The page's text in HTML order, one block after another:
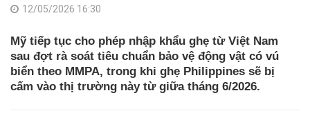
12/05/2026 16:30
Mỹ tiếp tục cho phép nhập khẩu ghẹ từ Việt Nam
sau đợt rà soát tiêu chuẩn bảo vệ động vật có vú
biển theo MMPA, trong khi ghẹ Philippines sẽ bị
cấm vào thị trường này từ giữa tháng 6/2026.